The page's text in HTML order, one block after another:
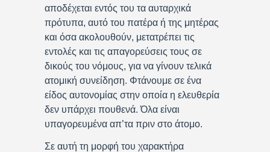
αποδέχεται εντός του τα αυταρχικά
πρότυπα, αυτό του πατέρα ή της μητέρας
και όσα ακολουθούν, μετατρέπει τις
εντολές και τις απαγορεύσεις τους σε
δικούς του νόμους, για να γίνουν τελικά
ατομική συνείδηση. Φτάνουμε σε ένα
είδος αυτονομίας στην οποία η ελευθερία
δεν υπάρχει πουθενά. Όλα είναι
υπαγορευμένα απ’τα πριν στο άτομο.
Σε αυτή τη μορφή του χαρακτήρα